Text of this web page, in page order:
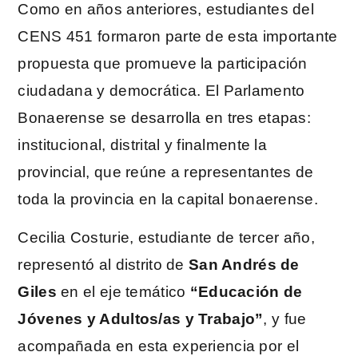
Como en años anteriores, estudiantes del
CENS 451 formaron parte de esta importante
propuesta que promueve la participación
ciudadana y democrática. El Parlamento
Bonaerense se desarrolla en tres etapas:
institucional, distrital y finalmente la
provincial, que reúne a representantes de
toda la provincia en la capital bonaerense.
Cecilia Costurie, estudiante de tercer año,
representó al distrito de San Andrés de
Giles en el eje temático “Educación de
Jóvenes y Adultos/as y Trabajo”, y fue
acompañada en esta experiencia por el